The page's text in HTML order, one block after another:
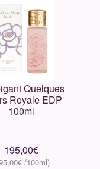
Quelques
Royale EDP
100ml
195,00€
€